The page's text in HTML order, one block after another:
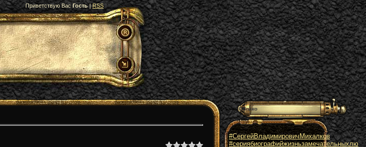
Приветствую Вас Гость|RSS
Облако
#СергейВладимировичМихалков
#сериябиографийжизньзамечательныхлю